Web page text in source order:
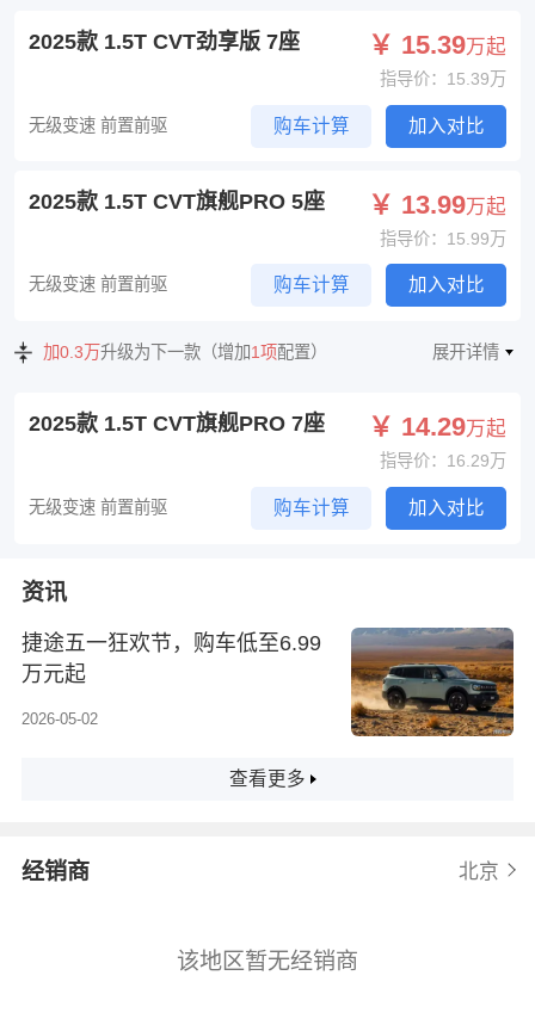
2025款 1.5T CVT劲享版 7座 ￥ 15.39万起
指导价：15.39万
无级变速 前置前驱 购车计算 加入对比
2025款 1.5T CVT旗舰PRO 5座 ￥ 13.99万起
指导价：15.99万
无级变速 前置前驱 购车计算 加入对比
加0.3万升级为下一款（增加1项配置） 展开详情
2025款 1.5T CVT旗舰PRO 7座 ￥ 14.29万起
指导价：16.29万
无级变速 前置前驱 购车计算 加入对比
资讯
捷途五一狂欢节，购车低至6.99
万元起
2026-05-02
查看更多
经销商 北京
该地区暂无经销商